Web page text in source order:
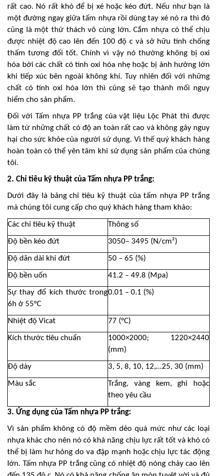
rất cao. Nó rất khó để bị xé hoặc kéo đứt. Nếu như bạn là
một đường ngay giữa tấm nhựa rồi dùng tay xé nó ra thì đó
cũng là một thử thách vô cùng lớn. Cắm nhựa có thể chịu
được nhiệt độ cao lên đến 100 độ c và sở hữu tính chống
thấm tương đối tốt. Chính vì vậy nó thường không bị oxi
hóa bởi các chất có tính oxi hóa nhẹ hoặc bị ảnh hưởng lớn
khi tiếp xúc bên ngoài không khí. Tuy nhiên đối với những
chất có tính oxi hóa lớn thì cũng sẽ tạo thành mối nguy
hiểm cho sản phẩm.
Đối với Tấm nhựa PP trắng của vật liệu Lộc Phát thì được
làm từ những chất có độ an toàn rất cao và không gây nguy
hại cho sức khỏe của người sử dụng. Vì thế quý khách hàng
hoàn toàn có thể yên tâm khi sử dụng sản phẩm của chúng
tôi.
2. Chỉ tiêu kỹ thuật của Tấm nhựa PP trắng:
Dưới đây là bảng chỉ tiêu kỹ thuật của tấm nhựa PP trắng
mà chúng tôi cung cấp cho quý khách hàng tham khảo:
Các chỉ tiêu kỹ thuật Thông số
Độ bền kéo đứt 3050– 3495 (N/cm²)
Độ dãn dài khi đứt 50 – 65 (%)
Độ bền uốn 41.2 – 49.8 (Mpa)
Sự thay đổ kích thước trong
6h ở 55°C
0.01 – 0.1 (%)
Nhiệt độ Vicat 77 (°C)
Kích thước tiêu chuẩn
1000×2000; 1220×2440
(mm)
Độ dày 3, 5, 8, 10, 12,…25, 30 (mm)
Màu sắc
Trắng, vàng kem, ghi hoặc
theo yêu cầu
3. Ứng dụng của Tấm nhựa PP trắng:
Vì sản phẩm không có độ mềm dẻo quá mức như các loại
nhựa khác cho nên nó có khả năng chịu lực rất tốt và khó có
thể bị làm hư hỏng do va đập mạnh hoặc chịu lực tác động
lớn. Tấm nhựa PP trắng cũng có nhiệt độ nóng chảy cao lên